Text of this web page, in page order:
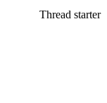
Thread starter